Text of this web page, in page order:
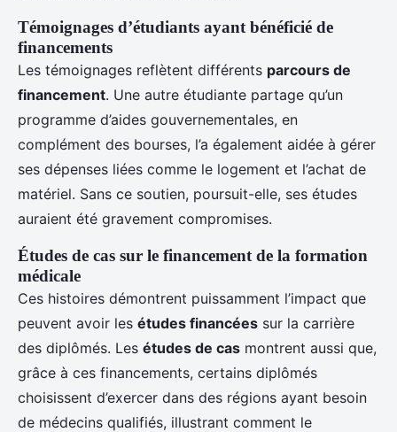
Témoignages d’étudiants ayant bénéficié de
financements
Les témoignages reflètent différents parcours de
financement. Une autre étudiante partage qu’un
programme d’aides gouvernementales, en
complément des bourses, l’a également aidée à gérer
ses dépenses liées comme le logement et l’achat de
matériel. Sans ce soutien, poursuit-elle, ses études
auraient été gravement compromises.
Études de cas sur le financement de la formation
médicale
Ces histoires démontrent puissamment l’impact que
peuvent avoir les études financées sur la carrière
des diplômés. Les études de cas montrent aussi que,
grâce à ces financements, certains diplômés
choisissent d’exercer dans des régions ayant besoin
de médecins qualifiés, illustrant comment le